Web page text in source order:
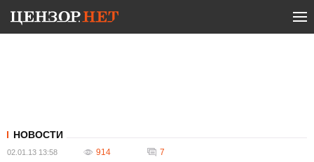
НОВОСТИ
02.01.13 13:58 914 7